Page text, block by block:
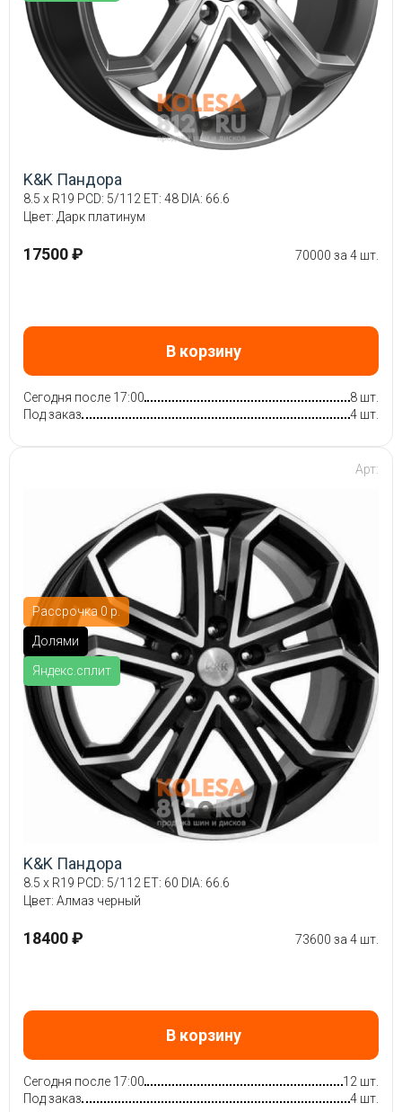
K&K Пандора
8.5 x R19 PCD: 5/112 ET: 48 DIA: 66.6
Цвет: Дарк платинум
17500 ₽ 70000 за 4 шт.
В корзину
Сегодня после 17:00
8 шт.
Под заказ
4 шт.
Рассрочка 0 р.
Долями
Яндекс.сплит
Арт:
K&K Пандора
8.5 x R19 PCD: 5/112 ET: 60 DIA: 66.6
Цвет: Алмаз черный
18400 ₽ 73600 за 4 шт.
В корзину
Сегодня после 17:00
12 шт.
Под заказ
4 шт.